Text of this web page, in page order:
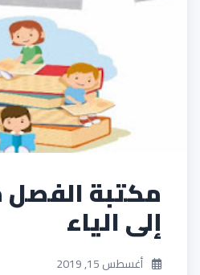
مكتبة الفصل
إلى الياء
أغسطس 15, 2019